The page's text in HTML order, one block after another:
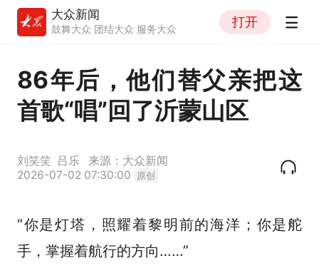
大众新闻
鼓舞大众 团结大众 服务大众
打开
86年后，他们替父亲把这
首歌“唱”回了沂蒙山区
刘笑笑 吕乐
来源：大众新闻
2026-07-02 07:30:00
原创
“你是灯塔，照耀着黎明前的海洋；你是舵
手，掌握着航行的方向……”